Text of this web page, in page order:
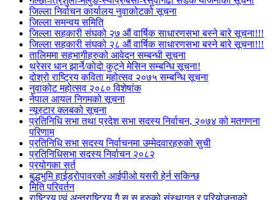
जिल्ला निर्वाचन कार्यालय नुवाकोटको सूचना
जिल्ला समन्वय समिति
जिल्ला सहकारी संघको २७ औं वार्षिक साधारणसभा बस्ने बारे सूचना!!!
जिल्ला सहकारी संघको २८ औं वार्षिक साधारणसभा बस्ने बारे सूचना!!!
तालिममा सहभागीहरुको आवेदन सम्बन्धी सूचना
थ्रेसर धान झार्ने/काेदाे कुट्ने मेसिन सम्बन्धि सूचना!
दोश्रो राष्ट्रिय कविता महोत्सव २०७५ सम्बन्धि सूचना
नुवाकोट महोत्सव २०८० विशेषांक
नेपाल आयल निगमको सूचना
न्यूस्टार क्लबको सूचना
प्रतिनिधि सभा तथा प्रदेश सभा सदस्य निर्वाचन, २०७४ को मतगणना
परिणाम
प्रतिनिधि सभा सदस्य निर्वाचनमा उम्मेदवारहरुको सुची
प्रतिनिधिसभा सदस्य निर्वाचन २०८२
प्रयोगका सर्त
बुद्धभुमि हाईड्रोपावरको आईपीओ यसरी हेर्न सकिन्छ
मिति परिवर्तन